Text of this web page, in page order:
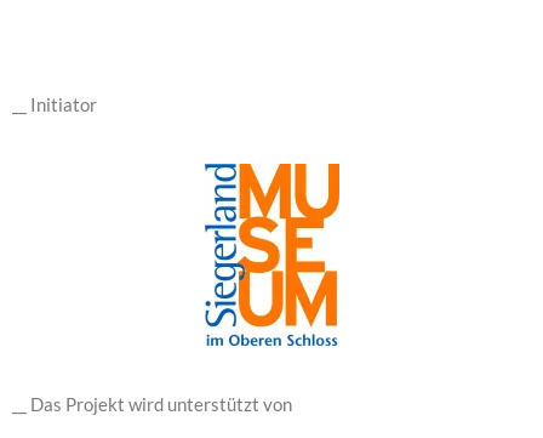
__ Initiator
__ Das Projekt wird unterstützt von